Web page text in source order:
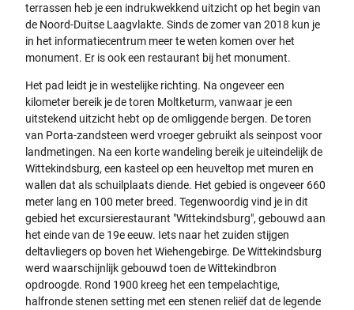
terrassen heb je een indrukwekkend uitzicht op het begin van
de Noord-Duitse Laagvlakte. Sinds de zomer van 2018 kun je
in het informatiecentrum meer te weten komen over het
monument. Er is ook een restaurant bij het monument.
Het pad leidt je in westelijke richting. Na ongeveer een
kilometer bereik je de toren Moltketurm, vanwaar je een
uitstekend uitzicht hebt op de omliggende bergen. De toren
van Porta-zandsteen werd vroeger gebruikt als seinpost voor
landmetingen. Na een korte wandeling bereik je uiteindelijk de
Wittekindsburg, een kasteel op een heuveltop met muren en
wallen dat als schuilplaats diende. Het gebied is ongeveer 660
meter lang en 100 meter breed. Tegenwoordig vind je in dit
gebied het excursierestaurant "Wittekindsburg", gebouwd aan
het einde van de 19e eeuw. Iets naar het zuiden stijgen
deltavliegers op boven het Wiehengebirge. De Wittekindsburg
werd waarschijnlijk gebouwd toen de Wittekindbron
opdroogde. Rond 1900 kreeg het een tempelachtige,
halfronde stenen setting met een stenen reliëf dat de legende